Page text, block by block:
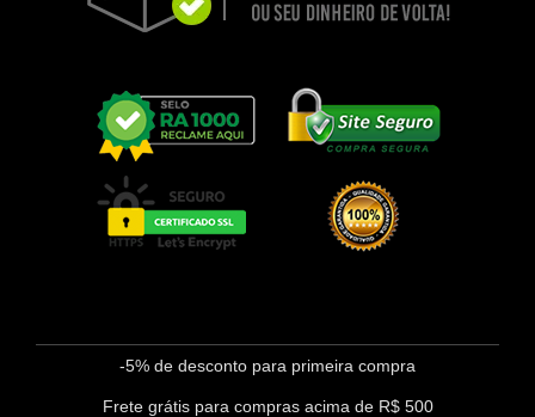
-5% de desconto para primeira compra
Frete grátis para compras acima de R$ 500